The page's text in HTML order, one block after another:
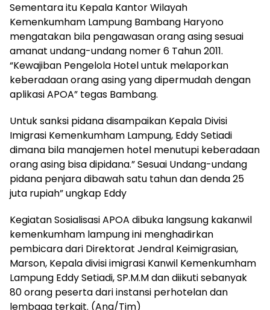
Sementara itu Kepala Kantor Wilayah
Kemenkumham Lampung Bambang Haryono
mengatakan bila pengawasan orang asing sesuai
amanat undang-undang nomer 6 Tahun 2011.
“Kewajiban Pengelola Hotel untuk melaporkan
keberadaan orang asing yang dipermudah dengan
aplikasi APOA” tegas Bambang.
Untuk sanksi pidana disampaikan Kepala Divisi
Imigrasi Kemenkumham Lampung, Eddy Setiadi
dimana bila manajemen hotel menutupi keberadaan
orang asing bisa dipidana.” Sesuai Undang-undang
pidana penjara dibawah satu tahun dan denda 25
juta rupiah” ungkap Eddy
Kegiatan Sosialisasi APOA dibuka langsung kakanwil
kemenkumham lampung ini menghadirkan
pembicara dari Direktorat Jendral Keimigrasian,
Marson, Kepala divisi imigrasi Kanwil Kemenkumham
Lampung Eddy Setiadi, SP.M.M dan diikuti sebanyak
80 orang peserta dari instansi perhotelan dan
lembaga terkait. (Ang/Tim)